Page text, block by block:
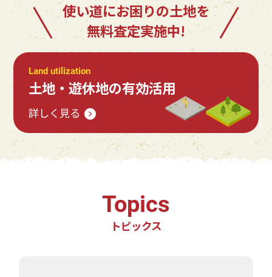
使い道にお困りの土地を
無料査定実施中!
Land utilization
土地・遊休地の有効活用
詳しく見る
Topics
トピックス